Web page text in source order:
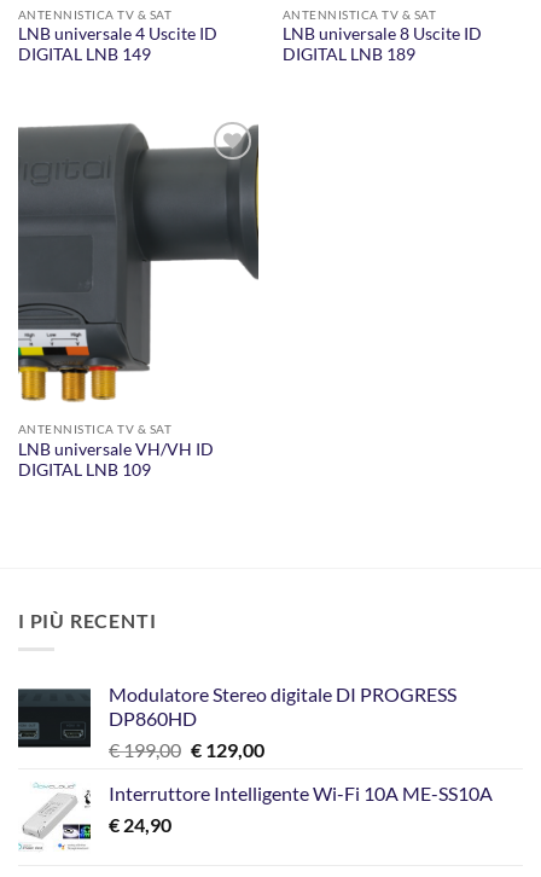
ANTENNISTICA TV & SAT
LNB universale 4 Uscite ID
DIGITAL LNB 149
ANTENNISTICA TV & SAT
LNB universale 8 Uscite ID
DIGITAL LNB 189
ANTENNISTICA TV & SAT
LNB universale VH/VH ID
DIGITAL LNB 109
I PIÙ RECENTI
Modulatore Stereo digitale DI PROGRESS
DP860HD
€199,00 Il
originale
€129,00Il
attuale
Interruttore Intelligente Wi-Fi 10A ME-SS10A
€ 24,90